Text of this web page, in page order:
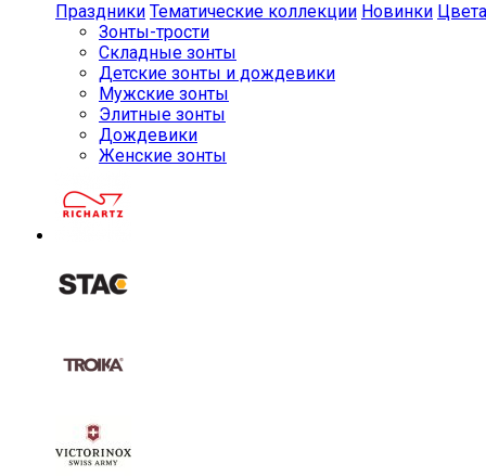
Праздники Тематические коллекции Новинки Цвета
Зонты-трости
Складные зонты
Детские зонты и дождевики
Мужские зонты
Элитные зонты
Дождевики
Женские зонты